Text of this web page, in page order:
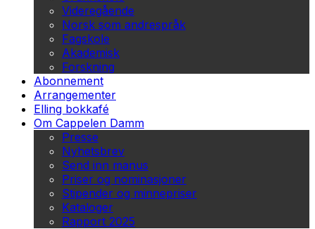
Videregående
Norsk som andrespråk
Fagskole
Akademisk
Forskning
Abonnement
Arrangementer
Elling bokkafé
Om Cappelen Damm
Presse
Nyhetsbrev
Send inn manus
Priser og nominasjoner
Stipender og minnepriser
Kataloger
Rapport 2025